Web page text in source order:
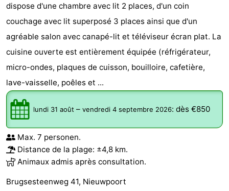
vélo
Équitation
-
Terrains
de
golf
-
Surfen
-
Equitation
Boire
et
manger
Événements
Pratiques
Forum
Route
dispose d'une chambre avec lit 2 places, d'un coin
couchage avec lit superposé 3 places ainsi que d'un
agréable salon avec canapé-lit et téléviseur écran plat. La
cuisine ouverte est entièrement équipée (réfrigérateur,
micro-ondes, plaques de cuisson, bouilloire, cafetière,
lave-vaisselle, poêles et ...
lundi 31 août – vendredi 4 septembre 2026: dès €850
Max. 7 personen.
Distance de la plage: ±4,8 km.
Animaux admis après consultation.
Brugsesteenweg 41, Nieuwpoort